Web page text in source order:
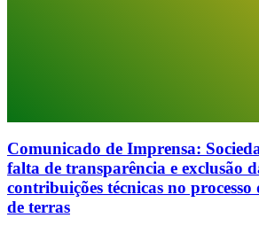
Comunicado de Imprensa:
falta de transparência e exclusão
contribuições técnicas no processo
de terras